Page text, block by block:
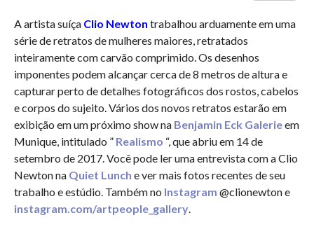
A artista suíça Clio Newton trabalhou arduamente em uma
série de retratos de mulheres maiores, retratados
inteiramente com carvão comprimido. Os desenhos
imponentes podem alcançar cerca de 8 metros de altura e
capturar perto de detalhes fotográficos dos rostos, cabelos
e corpos do sujeito. Vários dos novos retratos estarão em
exibição em um próximo show na Benjamin Eck Galerieem
Munique, intitulado ” Realismo “, que abriu em 14 de
setembro de 2017. Você pode ler uma entrevista com a Clio
Newton na Quiet Lunch e ver mais fotos recentes de seu
trabalho e estúdio. Também no Instagram @clionewton e
instagram.com/artpeople_gallery.